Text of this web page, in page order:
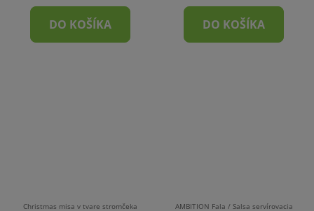
DO KOŠÍKA DO KOŠÍKA
Christmas misa v tvare stromčeka
AMBITION Fala / Salsa servírovacia